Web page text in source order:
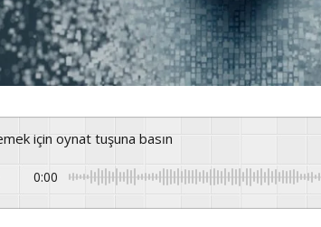
için oynat tuşuna basın
0:00